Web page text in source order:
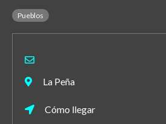
Pueblos
La Peña
Cómo llegar